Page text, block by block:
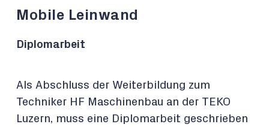
Mobile Leinwand
Diplomarbeit
Als Abschluss der Weiterbildung zum
Techniker HF Maschinenbau an der TEKO
Luzern, muss eine Diplomarbeit geschrieben